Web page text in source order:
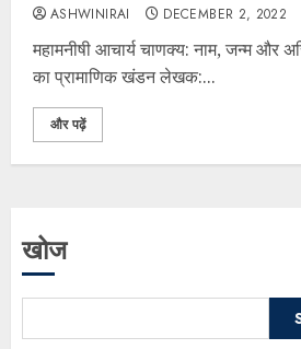
ASHWINIRAI DECEMBER 2, 2022
महामनीषी आचार्य चाणक्य: नाम, जन्म और
का प्रामाणिक खंडन ​लेखक:...
और पढ़ें
खोज